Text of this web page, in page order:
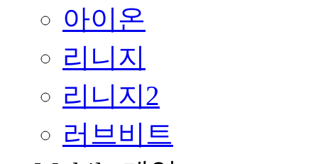
아이온
리니지
리니지2
러브비트